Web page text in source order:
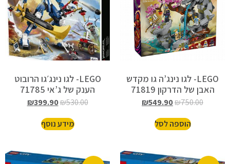
LEGO- לגו נינג’ה גו מקדש
האבן של הדרקון 71819
₪750.00
₪549.90
הוספה לסל
LEGO- לגו נינג׳גו הרובוט
הענק של ג’אי 71785
₪530.00
₪399.90
מידע נוסף